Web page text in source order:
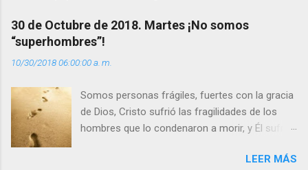
r
i
o
s
30 de Octubre de 2018. Martes ¡No somos
“superhombres”!
10/30/2018 06:00:00 a. m.
Somos personas frágiles, fuertes con la gracia
de Dios, Cristo sufrió las fragilidades de los
hombres que lo condenaron a morir, y Él sufrió
enseña Jesucristo? Que, si seguimos susLEER MÁS